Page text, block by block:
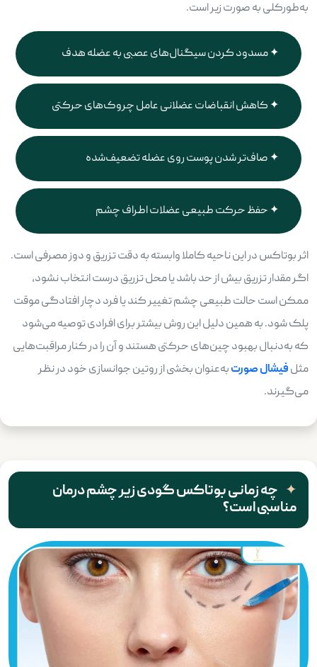
به‌طورکلی به صورت زیر است.
مسدود کردن سیگنال‌های عصبی به عضله هدف
کاهش انقباضات عضلانی عامل چروک‌های حرکتی
صاف‌تر شدن پوست روی عضله تضعیف‌شده
حفظ حرکت طبیعی عضلات اطراف چشم
اثر بوتاکس در این ناحیه کاملا وابسته به دقت تزریق و دوز مصرفی است.
اگر مقدار تزریق بیش از حد باشد یا محل تزریق درست انتخاب نشود،
ممکن است حالت طبیعی چشم تغییر کند یا فرد دچار افتادگی موقت
پلک شود. به همین دلیل این روش بیشتر برای افرادی توصیه می‌شود
که به‌دنبال بهبود چین‌های حرکتی هستند و آن را در کنار مراقبت‌هایی
مثلفیشال صورتبه‌عنوان بخشی از روتین جوانسازی خود در نظر
می‌گیرند.
چه زمانی بوتاکس گودی زیر چشم درمان
مناسبی است؟